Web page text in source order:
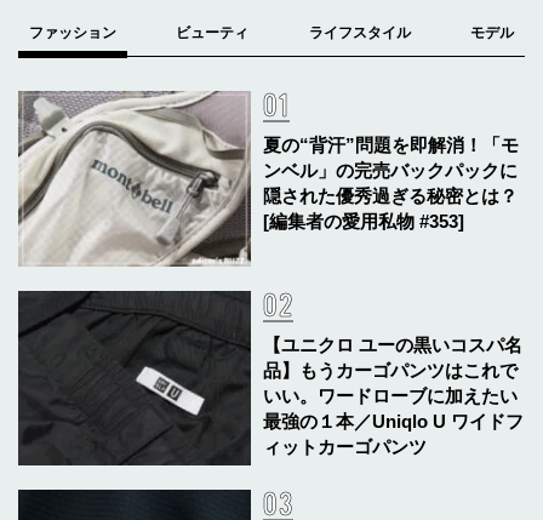
夏の“背汗”問題を即解消！「モ
ンベル」の完売バックパックに
隠された優秀過ぎる秘密とは？
[編集者の愛用私物 #353]
【ユニクロ ユーの黒いコスパ名
品】もうカーゴパンツはこれで
いい。ワードローブに加えたい
最強の１本／Uniqlo U ワイドフ
ィットカーゴパンツ